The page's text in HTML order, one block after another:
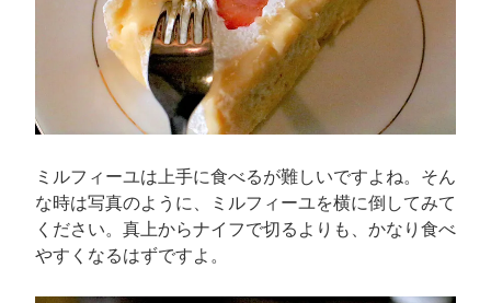
ミルフィーユは上手に食べるが難しいですよね。そん
な時は写真のように、ミルフィーユを横に倒してみて
ください。真上からナイフで切るよりも、かなり食べ
やすくなるはずですよ。